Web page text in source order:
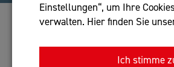
Einstellungen“, um Ihre
verwalten. Hier finden Sie
Ich stimme
FERRARI
Personalverrechner nach BibuG,